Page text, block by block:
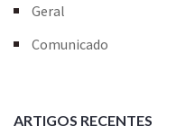
Geral
Comunicado
ARTIGOS RECENTES